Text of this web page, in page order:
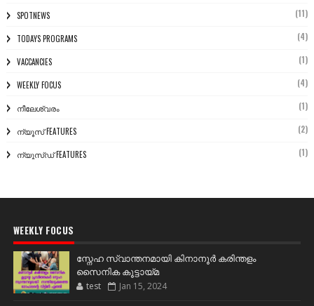
SPOTNEWS (11)
TODAYS PROGRAMS (4)
VACCANCIES (1)
WEEKLY FOCUS (4)
നീലേശ്വരം (1)
ന്യൂസ് FEATURES (2)
ന്യൂസ്ഡ് FEATURES (1)
WEEKLY FOCUS
സ്നേഹ സ്വാന്തനമായി കിനാനൂർ കരിന്തളം
സൈനിക കൂട്ടായ്മ
test Jan 15, 2024